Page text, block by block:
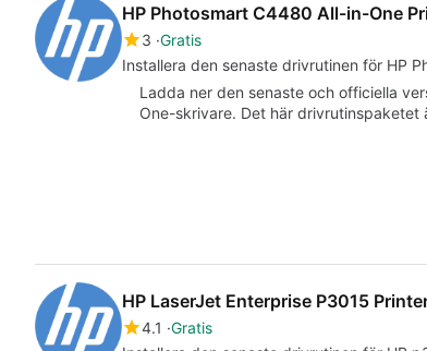
HP Photosmart C4480 All-in-One
3 Gratis
Installera den senaste drivrutinen för HP
Ladda ner den senaste och officiella
One-skrivare. Det här
HP LaserJet Enterprise P3015
4.1 Gratis